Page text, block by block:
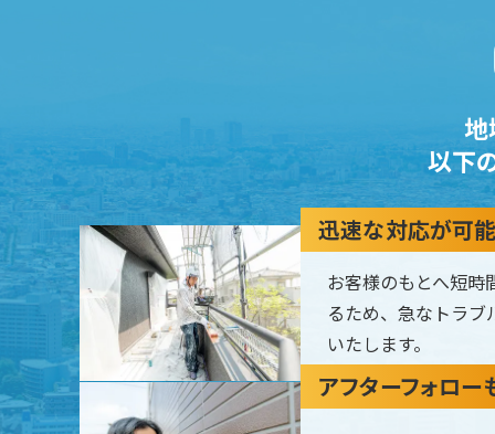
地
以下
迅速な対応が可
お客様のもとへ短時
るため、急なトラ
いたします。
アフターフォロー